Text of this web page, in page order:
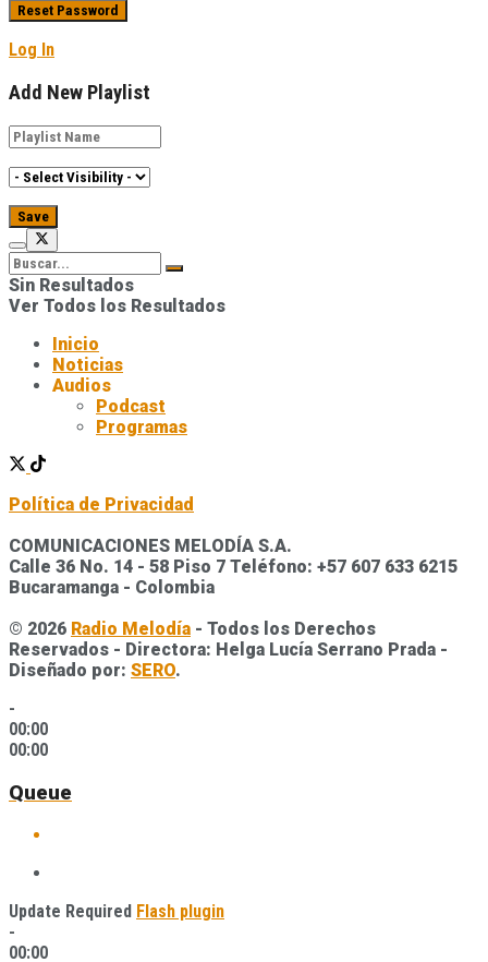
Log In
Add New Playlist
Sin Resultados
Ver Todos los Resultados
Inicio
Noticias
Audios
Podcast
Programas
Política de Privacidad
COMUNICACIONES MELODÍA S.A.
Calle 36 No. 14 - 58 Piso 7 Teléfono: +57 607 633 6215
Bucaramanga - Colombia
© 2026 Radio Melodía - Todos los Derechos
Reservados - Directora: Helga Lucía Serrano Prada -
Diseñado por: SERO.
-
00:00
00:00
Queue
Update Required Flash plugin
-
00:00